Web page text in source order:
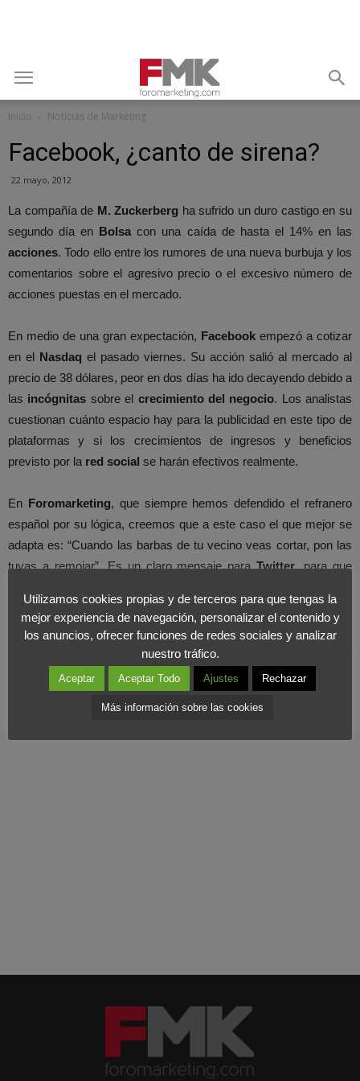
Inicio Noticias de Marketing
Facebook, ¿canto de sirena?
22 mayo, 2012
La compañía de M. Zuckerberg ha sufrido un duro castigo en su
segundo día en Bolsa con una caída de hasta el 14% en las
acciones. Todo ello entre los rumores de una nueva burbuja y los
comentarios sobre el agresivo precio o el excesivo número de
acciones puestas en el mercado.
En medio de una gran expectación, Facebook empezó a cotizar
en el Nasdaq el pasado viernes. Su acción salió al mercado al
precio de 38 dólares, peor en dos días ha ido decayendo debido a
las incógnitas sobre el crecimiento del negocio. Los analistas
cuestionan cuánto espacio hay para la publicidad en este tipo de
plataformas y si los crecimientos de ingresos y beneficios
previsto por la red social se harán efectivos realmente.
En Foromarketing, que siempre hemos defendido el refranero
español por su lógica, creemos que a este caso el que mejor se
adapta es: “Cuando las barbas de tu vecino veas cortar, pon las
tuyas a remojar”. Es un claro mensaje paraTwitter, para que
No creemos que haya burbuja. Internet vino para quedarse, pero
deben ser vistos y analizados desde la
rentabilidady por ahora si solo se confía en la publicidad, el
valor de Facebook es muy pequeño.
Utilizamos cookies propias y de terceros para que tengas la
mejor experiencia de navegación, personalizar el contenido y
los anuncios, ofrecer funciones de redes sociales y analizar
nuestro tráfico.
Aceptar Aceptar Todo Ajustes Rechazar
Más información sobre las cookies